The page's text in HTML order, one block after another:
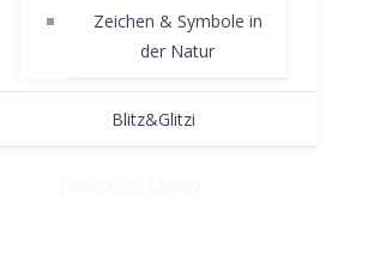
Zeichen & Symbole in
der Natur
Blitz&Glitzi